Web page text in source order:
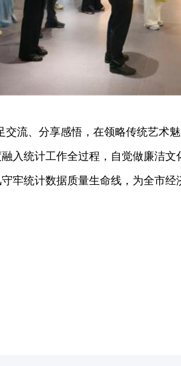
流、分享感悟，在领略传统艺术
入统计工作全过程，自觉做廉洁
牢统计数据质量生命线，为全市经